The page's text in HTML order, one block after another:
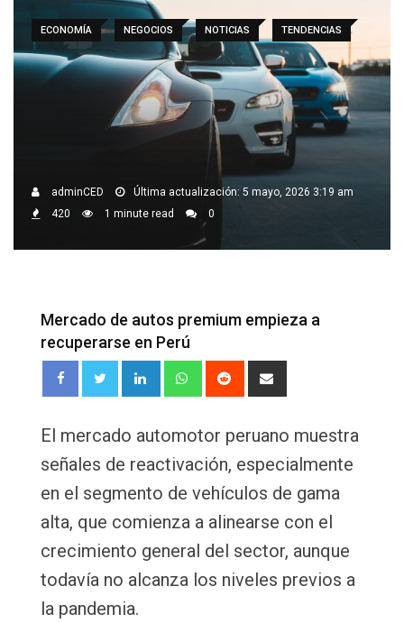
ECONOMÍA NEGOCIOS NOTICIAS TENDENCIAS
adminCED
Última actualización: 5 mayo, 2026 3:19 am
420
1 minute read 0
Mercado de autos premium empieza a
recuperarse en Perú
LinkedInWhatsapp
Reddit
via
El mercado automotor peruano muestra
señales de reactivación, especialmente
en el segmento de vehículos de gama
alta, que comienza a alinearse con el
crecimiento general del sector, aunque
todavía no alcanza los niveles previos a
la pandemia.